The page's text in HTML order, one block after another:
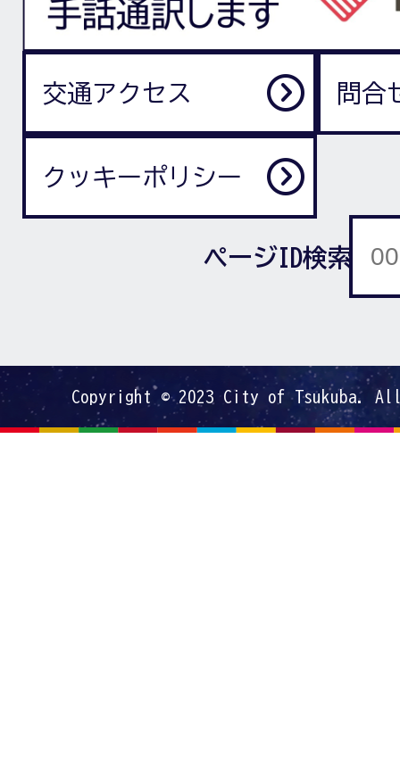
交通アクセス 問合
クッキーポリシー
ページID検索
Copyright © 2023 City of Tsukuba.